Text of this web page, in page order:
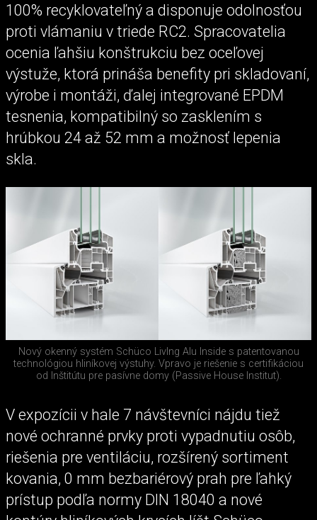
100% recyklovateľný a disponuje odolnosťou
proti vlámaniu v triede RC2. Spracovatelia
ocenia ľahšiu konštrukciu bez oceľovej
výstuže, ktorá prináša benefity pri skladovaní,
výrobe i montáži, ďalej integrované EPDM
tesnenia, kompatibilný so zasklením s
hrúbkou 24 až 52 mm a možnosť lepenia
skla.
Nový okenný systém Schüco LivIng Alu Inside s patentovanou
technológiou hliníkovej výstuhy. Vpravo je riešenie s certifikáciou
od Inštitútu pre pasívne domy (Passive House Institut).
V expozícii v hale 7 návštevníci nájdu tiež
nové ochranné prvky proti vypadnutiu osôb,
riešenia pre ventiláciu, rozšírený sortiment
kovania, 0 mm bezbariérový prah pre ľahký
prístup podľa normy DIN 18040 a nové